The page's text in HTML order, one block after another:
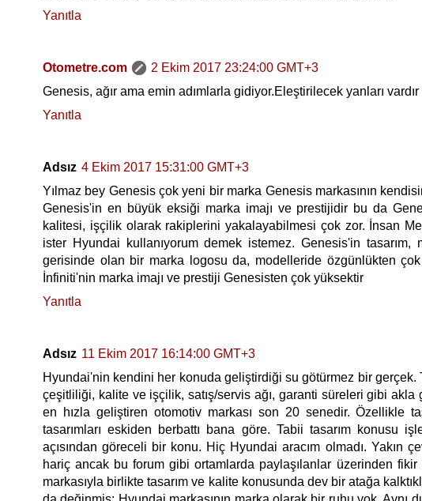
Yanıtla
Otometre.com
2 Ekim 2017 23:24:00 GMT+3
Genesis, ağır ama emin adımlarla gidiyor.Eleştirilecek yanları
Yanıtla
Adsız 4 Ekim 2017 15:31:00 GMT+3
Yılmaz bey Genesis çok yeni bir marka Genesis markasının
Genesis'in en büyük eksiği marka imajı ve prestijidir bu da
kalitesi, işçilik olarak rakiplerini yakalayabilmesi çok zor. İnsan
ister Hyundai kullanıyorum demek istemez. Genesis'in
gerisinde olan bir marka logosu da, modelleride özgünlükten
İnfiniti'nin marka imajı ve prestiji Genesisten çok yüksektir
Yanıtla
Adsız 11 Ekim 2017 16:14:00 GMT+3
Hyundai'nin kendini her konuda geliştirdiği su götürmez bir gerçek.
çeşitliliği, kalite ve işçilik, satış/servis ağı, garanti süreleri gibi
en hızla geliştiren otomotiv markası son 20 senedir. Özellikle
tasarımları eskiden berbattı bana göre. Tabii tasarım konusu
açısından göreceli bir konu. Hiç Hyundai aracım olmadı. Yakın
hariç ancak bu forum gibi ortamlarda paylaşılanlar üzerinden
markasıyla birlikte tasarım ve kalite konusunda dev bir atağa